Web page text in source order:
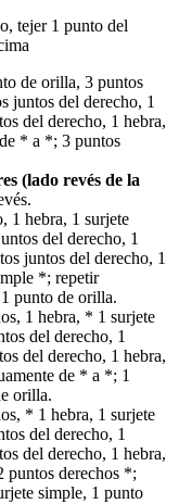
tejer 1 punto del
de orilla, 3 puntos
juntos del derecho, 1
del derecho, 1 hebra,
* a *; 3 puntos
(lado revés de la
1 hebra, 1 surjete
del derecho, 1
juntos del derecho, 1
*; repetir
punto de orilla.
1 hebra, * 1 surjete
del derecho, 1
del derecho, 1 hebra,
de * a *; 1
orilla.
* 1 hebra, 1 surjete
del derecho, 1
del derecho, 1 hebra,
puntos derechos *;
simple, 1 punto